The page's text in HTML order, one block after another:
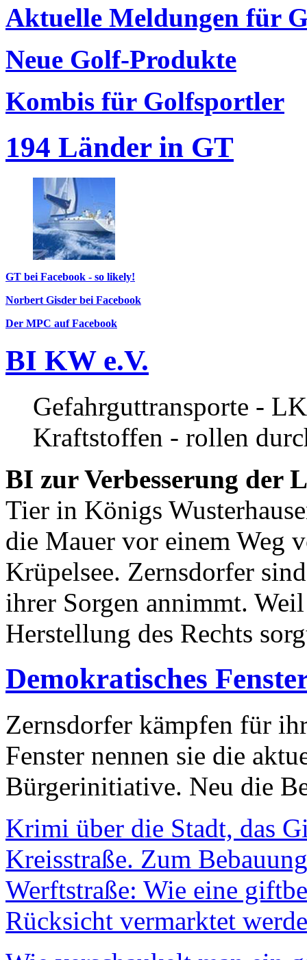
Aktuelle Meldungen für
Neue Golf-Produkte
Kombis für Golfsportler
194 Länder in GT
GT bei Facebook - so likely!
Norbert Gisder bei Facebook
Der MPC auf Facebook
BI KW e.V.
Gefahrguttransporte -
Kraftstoffen - rollen
BI zur Verbesserung der
Tier in Königs
die Mauer vor einem Weg
Krüpelsee. Zernsdorfer
ihrer Sorgen annimmt.
Herstellung des Rechts
Demokratisches
Zernsdorfer kämpfen für
Fenster nennen sie die
Bürgerinitiative. Neu die
Krimi über die Stadt, das
Kreisstraße. Zum
Werftstraße: Wie eine
Rücksicht vermarktet